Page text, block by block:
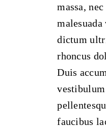
massa,
malesuada
dictum
rhoncus
Duis
faucibus